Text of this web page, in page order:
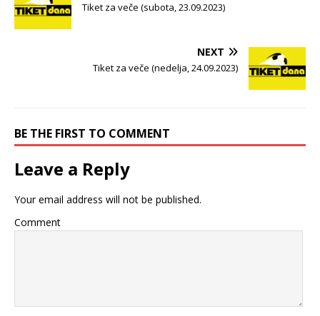
Tiket za veče (subota, 23.09.2023)
NEXT
Tiket za veče (nedelja, 24.09.2023)
BE THE FIRST TO COMMENT
Leave a Reply
Your email address will not be published.
Comment